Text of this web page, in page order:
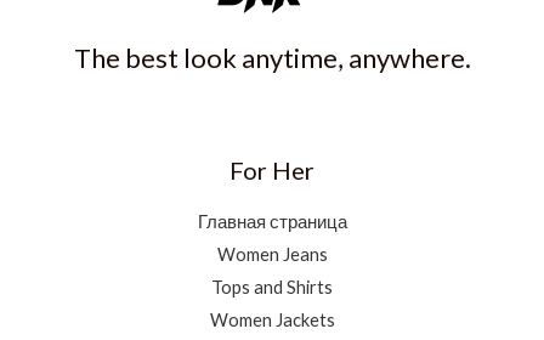
The best look anytime, anywhere.
For Her
Главная страница
Women Jeans
Tops and Shirts
Women Jackets